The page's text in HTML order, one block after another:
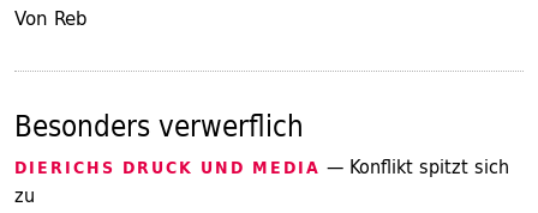
Von Reb
Besonders verwerflich
DIERICHS DRUCK UND MEDIA — Konflikt spitzt sich
zu